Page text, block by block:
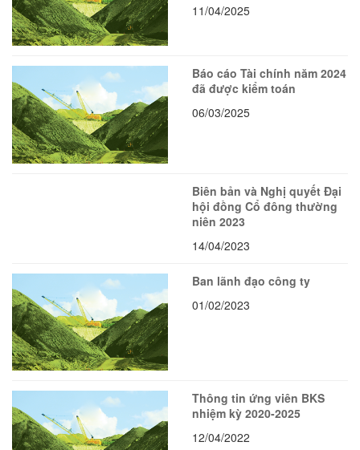
11/04/2025
Báo cáo Tài chính năm 2024
đã được kiểm toán
06/03/2025
Biên bản và Nghị quyết Đại
hội đồng Cổ đông thường
niên 2023
14/04/2023
Ban lãnh đạo công ty
01/02/2023
Thông tin ứng viên BKS
nhiệm kỳ 2020-2025
12/04/2022